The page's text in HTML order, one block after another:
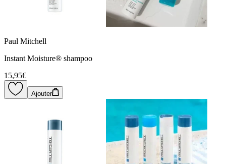
Paul Mitchell
Instant Moisture® shampoo
15,95€
Ajouter